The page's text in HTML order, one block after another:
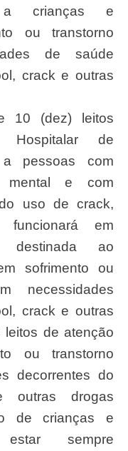
a crianças e
ou transtorno
de saúde
crack e outras
10 (dez) leitos
Hospitalar de
pessoas com
mental e com
uso de crack,
em
destinada ao
sofrimento ou
necessidades
crack e outras
leitos de atenção
ou transtorno
decorrentes do
drogas
de crianças e
estar sempre